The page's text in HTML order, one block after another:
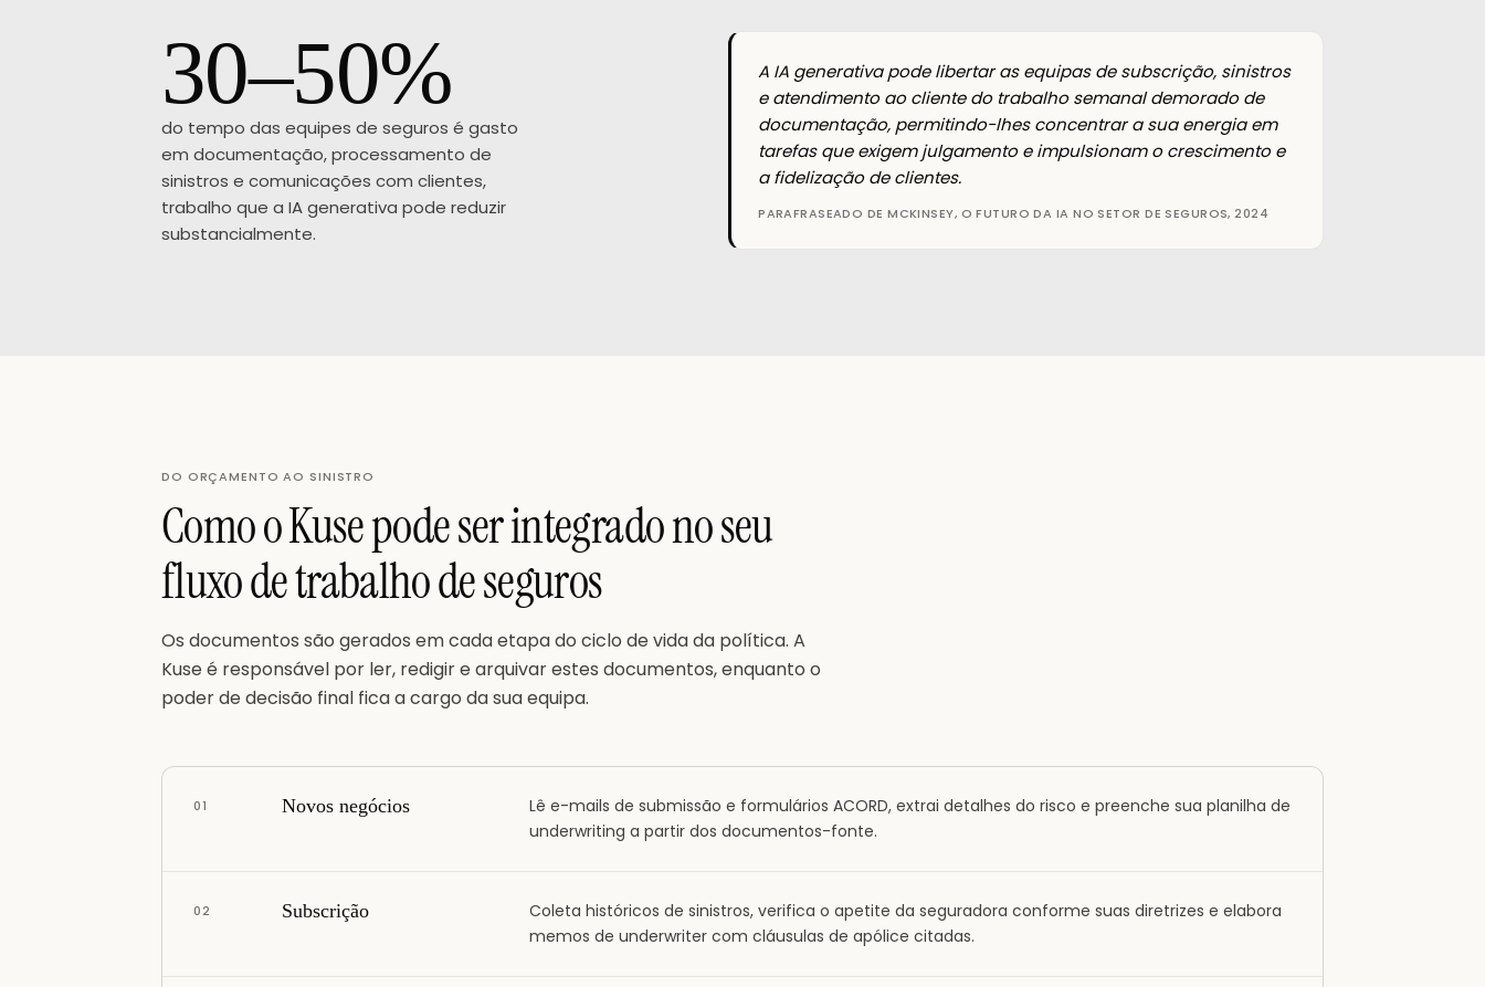
30–50%
do tempo das equipes de seguros é gasto
em documentação, processamento de
sinistros e comunicações com clientes,
trabalho que a IA generativa pode reduzir
substancialmente.
A IA generativa pode libertar as equipas de subscrição, sinistros
e atendimento ao cliente do trabalho semanal demorado de
documentação, permitindo-lhes concentrar a sua energia em
tarefas que exigem julgamento e impulsionam o crescimento e
a fidelização de clientes.
PARAFRASEADO DE MCKINSEY, O FUTURO DA IA NO SETOR DE SEGUROS, 2024
DO ORÇAMENTO AO SINISTRO
Como o Kuse pode ser integrado no seu
fluxo de trabalho de seguros
Os documentos são gerados em cada etapa do ciclo de vida da política. A
Kuse é responsável por ler, redigir e arquivar estes documentos, enquanto o
poder de decisão final fica a cargo da sua equipa.
01 Novos negócios
Lê e-mails de submissão e formulários ACORD, extrai detalhes do risco e preenche sua planilha de
underwriting a partir dos documentos-fonte.
02 Subscrição
Coleta históricos de sinistros, verifica o apetite da seguradora conforme suas diretrizes e elabora
memos de underwriter com cláusulas de apólice citadas.